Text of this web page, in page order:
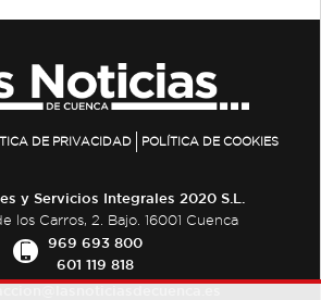
DE PRIVACIDAD POLÍTICA DE COOKIES
y Servicios Integrales 2020 S.L.
los Carros, 2. Bajo. 16001 Cuenca
969 693 800
601 119 818